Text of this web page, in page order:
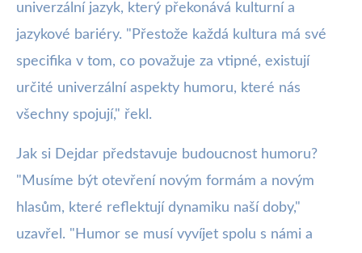
univerzální jazyk, který překonává kulturní a
jazykové bariéry. "Přestože každá kultura má své
specifika v tom, co považuje za vtipné, existují
určité univerzální aspekty humoru, které nás
všechny spojují," řekl.
Jak si Dejdar představuje budoucnost humoru?
"Musíme být otevření novým formám a novým
hlasům, které reflektují dynamiku naší doby,"
uzavřel. "Humor se musí vyvíjet spolu s námi a